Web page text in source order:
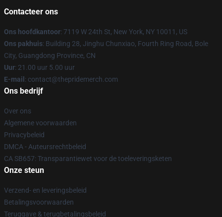
Contacteer ons
Ons hoofdkantoor: 7119 W 24th St, New York, NY 10011, US
Ons pakhuis: Building 28, Jinghu Chunxiao, Fourth Ring Road, Bole
City, Guangdong Province, CN
Uur: 21.00 uur 5.00 uur
E-mail : contact@thepridemerch.com
Ons bedrijf
Over ons
Algemene voorwaarden
Privacybeleid
DMCA - Auteursrechtbeleid
CA SB657: Transparantiewet voor de toeleveringsketen
Onze steun
Verzend- en leveringsbeleid
Betalingsvoorwaarden
Teruggave & terugbetalingsbeleid